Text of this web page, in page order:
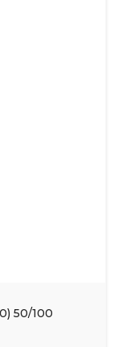
50/100